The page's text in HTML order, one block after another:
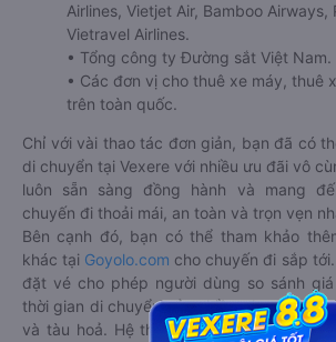
Airlines, Vietjet Air, Bamboo Airways,
Vietravel Airlines.
• Tổng công ty Đường sắt Việt Nam.
• Các đơn vị cho thuê xe máy, thuê
trên toàn quốc.
Chỉ với vài thao tác đơn giản, bạn đã có
di chuyển tại Vexere với nhiều ưu đãi vô
luôn sẵn sàng đồng hành và mang
chuyến đi thoải mái, an toàn và trọn vẹn
Bên cạnh đó, bạn có thể tham khảo
khác tại Goyolo.com cho chuyến đi sắp
đặt vé cho phép người dùng so sánh giá
thời gian di chuyển của nhiều phương
và tàu hoả. Hệ thống của Goyolo được